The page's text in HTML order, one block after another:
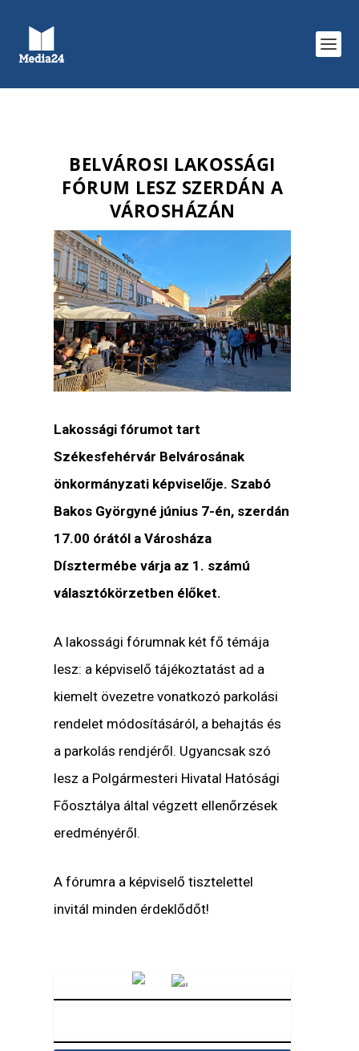
BELVÁROSI LAKOSSÁGI
FÓRUM LESZ SZERDÁN A
VÁROSHÁZÁN
Lakossági fórumot tart
Székesfehérvár Belvárosának
önkormányzati képviselője. Szabó
Bakos Györgyné június 7-én, szerdán
17.00 órától a Városháza
Dísztermébe várja az 1. számú
választókörzetben élőket.
A lakossági fórumnak két fő témája
lesz: a képviselő tájékoztatást ad a
kiemelt övezetre vonatkozó parkolási
rendelet módosításáról, a behajtás és
a parkolás rendjéről. Ugyancsak szó
lesz a Polgármesteri Hivatal Hatósági
Főosztálya által végzett ellenőrzések
eredményéről.
A fórumra a képviselő tisztelettel
invitál minden érdeklődőt!